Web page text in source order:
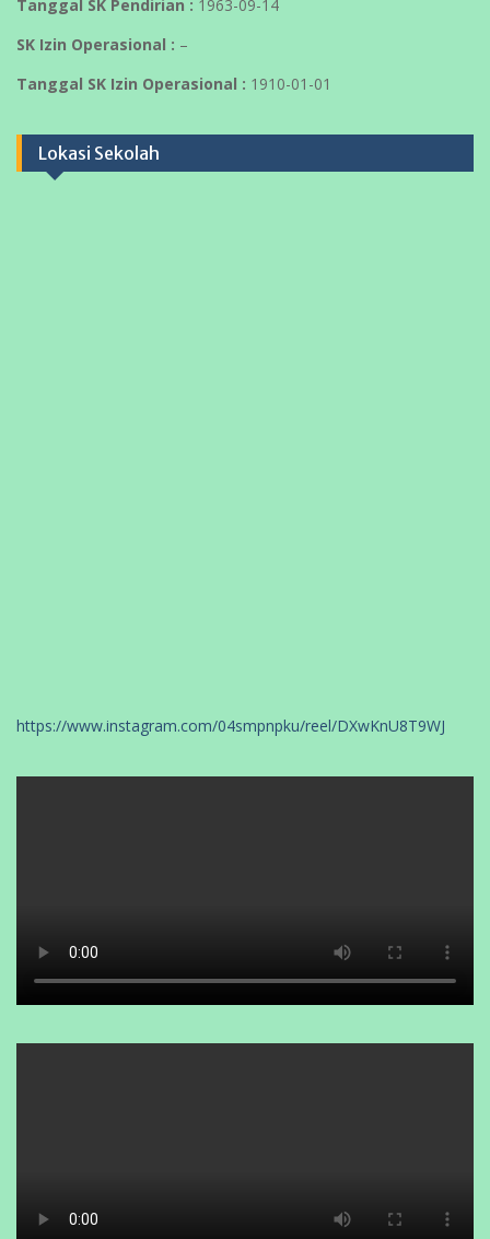
Tanggal SK Pendirian : 1963-09-14
SK Izin Operasional : –
Tanggal SK Izin Operasional : 1910-01-01
Lokasi Sekolah
https://www.instagram.com/04smpnpku/reel/DXwKnU8T9WJ